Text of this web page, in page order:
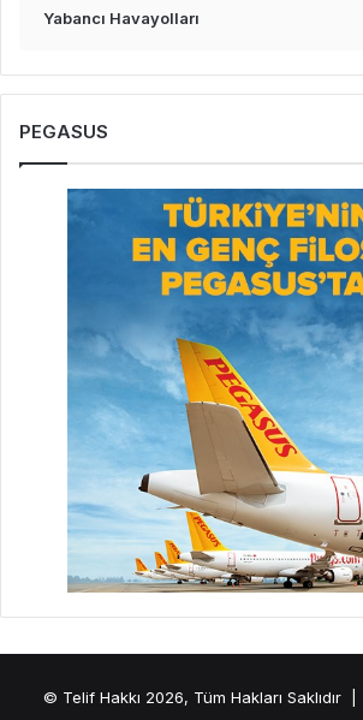
Yabancı Havayolları
PEGASUS
© Telif Hakkı 2026, Tüm Hakları Saklıdır |